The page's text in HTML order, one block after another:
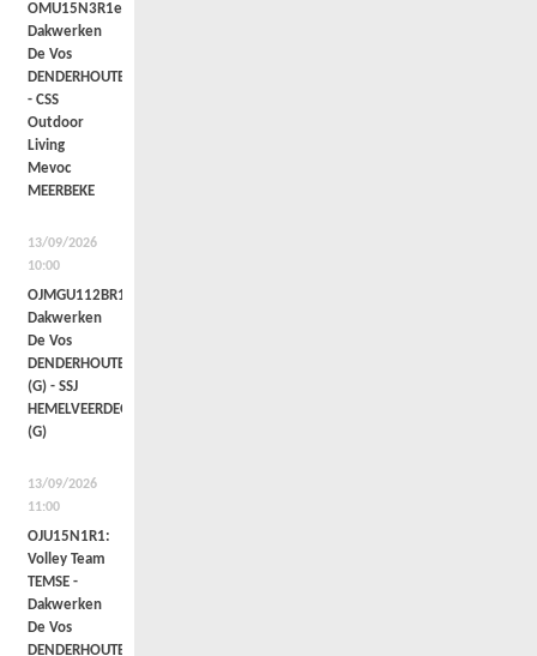
OMU15N3R1e:
Dakwerken
De Vos
DENDERHOUTEM
- CSS
Outdoor
Living
Mevoc
MEERBEKE
13/09/2026
10:00
OJMGU112BR1c:
Dakwerken
De Vos
DENDERHOUTEM
(G) - SSJ
HEMELVEERDEGEM
(G)
13/09/2026
11:00
OJU15N1R1:
Volley Team
TEMSE -
Dakwerken
De Vos
DENDERHOUTEM